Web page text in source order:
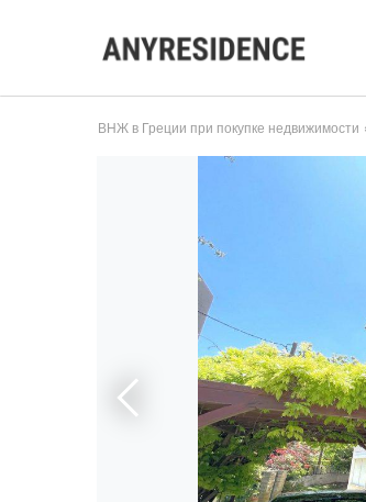
ВНЖ в Греции при покупке недвижимости